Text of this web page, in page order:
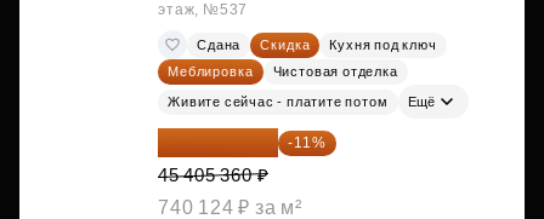
этаж, №537
Сдана Скидка
Кухня под ключ
Меблировка
Чистовая отделка
Живите сейчас - платите потом Ещё
40 410 770 ₽ -11%
45 405 360 ₽
740 124 ₽ за м²